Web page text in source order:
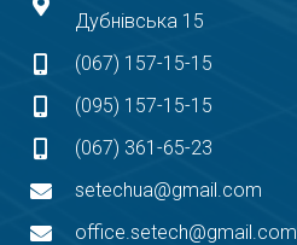
Дубнівська 15
(067) 157-15-15
(095) 157-15-15
(067) 361-65-23
setechua@gmail.com
office.setech@gmail.com